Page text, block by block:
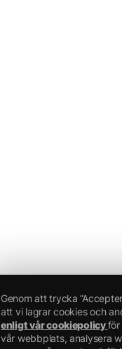
Genom att trycka
att vi lagrar cookies och
enligt vår cookiepolicyför
vår webbplats, analysera